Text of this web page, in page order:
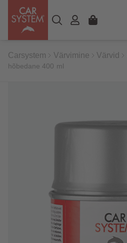
Carsystem Värvimine Värvid
hõbedane 400 ml